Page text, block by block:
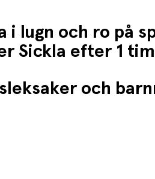
i lugn och ro på
Sickla efter 1
och